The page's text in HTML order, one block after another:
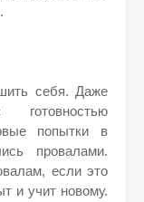
себя. Даже
готовностью
попытки в
провалами.
если это
и учит новому.